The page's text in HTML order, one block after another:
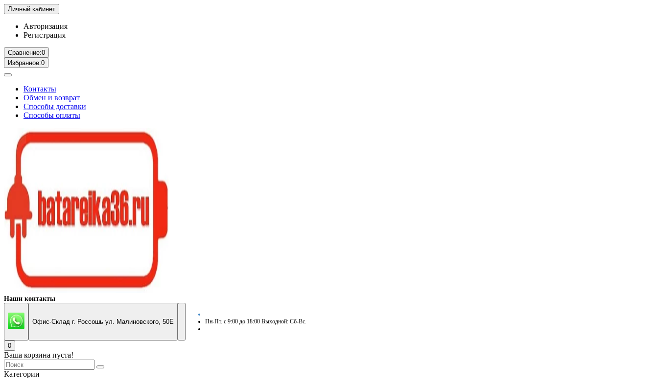
Личный кабинет
Авторизация
Регистрация
Сравнение:0
Избранное:0
Контакты
Обмен и возврат
Способы доставки
Способы оплаты
Наши контакты
Офис-Склад г. Россошь ул. Малиновского, 50Е Пн-Пт. с 9:00 до 18:00 Выходной: Сб-Вс.
0
Ваша корзина пуста!
Категории